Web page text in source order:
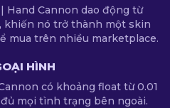
Hand Cannon dao động từ
khiến nó trở thành một skin
mua trên nhiều marketplace.
HÌNH
có khoảng float từ 0.01
mọi tình trạng bên ngoài.